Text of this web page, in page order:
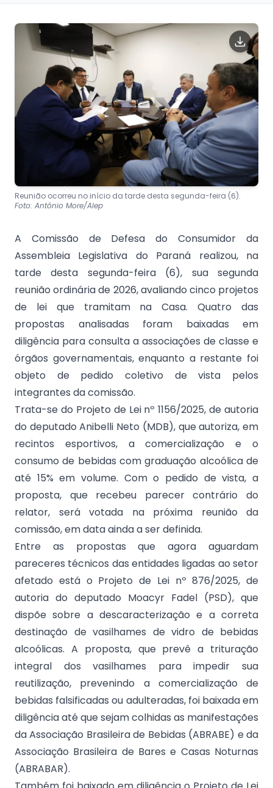
Reunião ocorreu no início da tarde desta segunda-feira (6).
Foto: Antônio More/Alep
A Comissão de Defesa do Consumidor da
Assembleia Legislativa do Paraná realizou, na
tarde desta segunda-feira (6), sua segunda
reunião ordinária de 2026, avaliando cinco projetos
de lei que tramitam na Casa. Quatro das
propostas analisadas foram baixadas em
diligência para consulta a associações de classe e
órgãos governamentais, enquanto a restante foi
objeto de pedido coletivo de vista pelos
integrantes da comissão.
Trata-se do Projeto de Lei nº 1156/2025, de autoria
do deputado Anibelli Neto (MDB), que autoriza, em
recintos esportivos, a comercialização e o
consumo de bebidas com graduação alcoólica de
até 15% em volume. Com o pedido de vista, a
proposta, que recebeu parecer contrário do
relator, será votada na próxima reunião da
comissão, em data ainda a ser definida.
Entre as propostas que agora aguardam
pareceres técnicos das entidades ligadas ao setor
afetado está o Projeto de Lei nº 876/2025, de
autoria do deputado Moacyr Fadel (PSD), que
dispõe sobre a descaracterização e a correta
destinação de vasilhames de vidro de bebidas
alcoólicas. A proposta, que prevê a trituração
integral dos vasilhames para impedir sua
reutilização, prevenindo a comercialização de
bebidas falsificadas ou adulteradas, foi baixada em
diligência até que sejam colhidas as manifestações
da Associação Brasileira de Bebidas (ABRABE) e da
Associação Brasileira de Bares e Casas Noturnas
(ABRABAR).